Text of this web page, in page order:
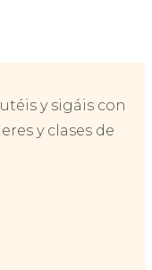
y sigáis con
y clases de